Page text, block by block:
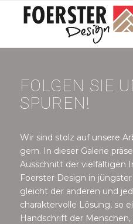
FOLGEN SIE
SPUREN!
Wir sind stolz auf unsere
gern. In dieser Galerie
Ausschnitt der vielfältigen
Foerster Design in
gleicht der anderen und
charaktervolle Lösung, so
Handschrift der